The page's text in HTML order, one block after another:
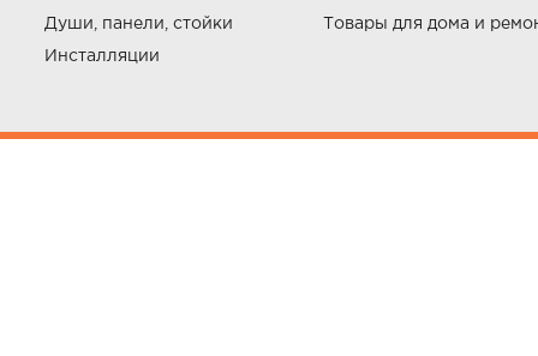
Души, панели, стойки
Инсталляции
Товары для дома и